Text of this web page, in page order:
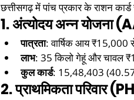
छत्तीसगढ़ में पांच प्रकार के राशन कार्ड
1. अंत्योदय अन्न योजना
पात्रता: वार्षिक आय ₹15,000
लाभ: 35 किलो गेहूं और चावल
कुल कार्ड: 15,48,403
2. प्राथमिकता परिवार